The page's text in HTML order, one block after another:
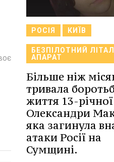
РОСІЯ КИЇВ
БЕЗПІЛОТНИЙ
АПАРАТ
Більше ніж
тривала
життя 13-річної
Олександри
яка загинула
атаки Росії на
Сумщині.